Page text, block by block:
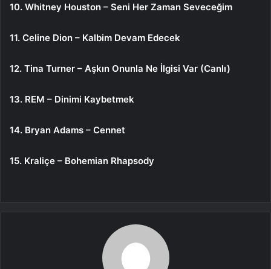
10. Whitney Houston – Seni Her Zaman Seveceğim
11. Celine Dion – Kalbim Devam Edecek
12. Tina Turner – Aşkın Onunla Ne İlgisi Var (Canlı)
13. REM – Dinimi Kaybetmek
14. Bryan Adams – Cennet
15. Kraliçe – Bohemian Rhapsody